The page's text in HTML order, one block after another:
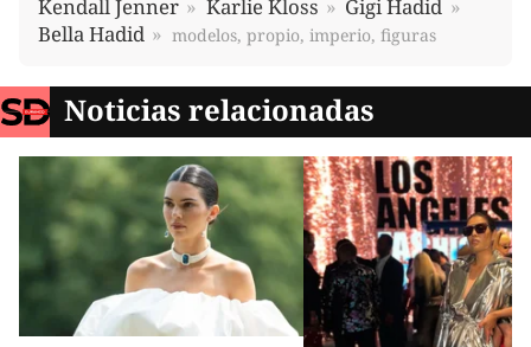
Kendall Jenner
Karlie Kloss
Gigi Hadid
Bella Hadid
modelos, propio, imperio, figuras
Noticias relacionadas